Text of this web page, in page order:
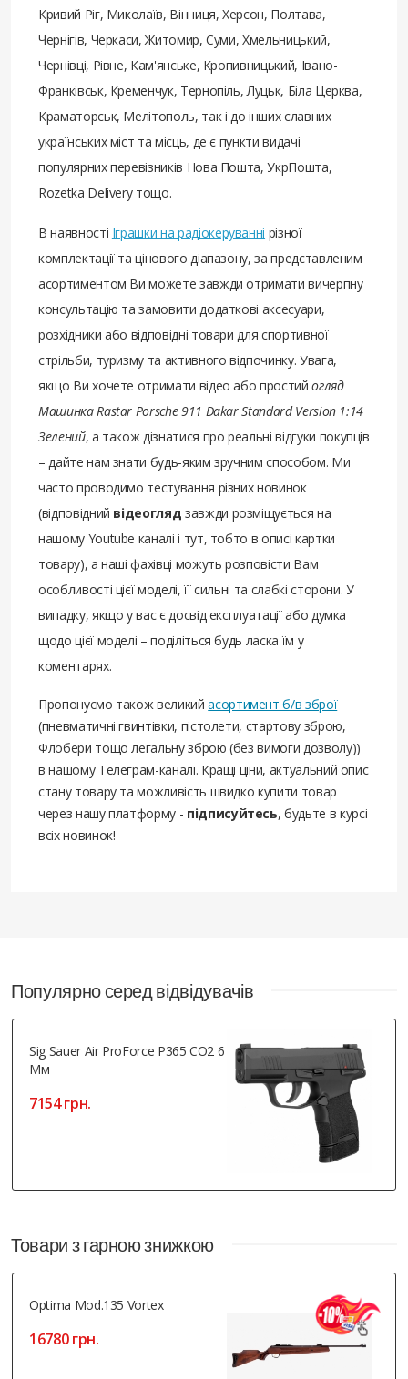
Кривий Ріг, Миколаїв, Вінниця, Херсон, Полтава,
Чернігів, Черкаси, Житомир, Суми, Хмельницький,
Чернівці, Рівне, Кам'янське, Кропивницький, Івано-
Франківськ, Кременчук, Тернопіль, Луцьк, Біла Церква,
Краматорськ, Мелітополь, так і до інших славних
українських міст та місць, де є пункти видачі
популярних перевізників Нова Пошта, УкрПошта,
Rozetka Delivery тощо.
В наявності Іграшки на радіокеруванні різної
комплектації та цінового діапазону, за представленим
асортиментом Ви можете завжди отримати вичерпну
консультацію та замовити додаткові аксесуари,
розхідники або відповідні товари для спортивної
стрільби, туризму та активного відпочинку. Увага,
якщо Ви хочете отримати відео або простийогляд
Машинка Rastar Porsche 911 Dakar Standard Version 1:14
Зелений, а також дізнатися про реальні відгуки покупців
– дайте нам знати будь-яким зручним способом. Ми
часто проводимо тестування різних новинок
(відповідний відеогляд завжди розміщується на
нашому Youtube каналі і тут, тобто в описі картки
товару), а наші фахівці можуть розповісти Вам
особливості цієї моделі, її сильні та слабкі сторони. У
випадку, якщо у вас є досвід експлуатації або думка
щодо цієї моделі – поділіться будь ласка їм у
коментарях.
Пропонуємо також великийасортимент б/в зброї
(пневматичні гвинтівки, пістолети, стартову зброю,
Флобери тощо легальну зброю (без вимоги дозволу))
в нашому Телеграм-каналі. Кращі ціни, актуальний опис
стану товару та можливість швидко купити товар
через нашу платформу - підписуйтесь, будьте в курсі
всіх новинок!
Популярно серед відвідувачів
Sig Sauer Air ProForce P365 CO2 6
Мм
7154 грн.
Товари з гарною знижкою
Optima Mod.135 Vortex
16780 грн.